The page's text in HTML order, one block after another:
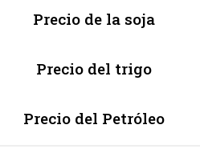
Precio de la soja
Precio del trigo
Precio del Petróleo